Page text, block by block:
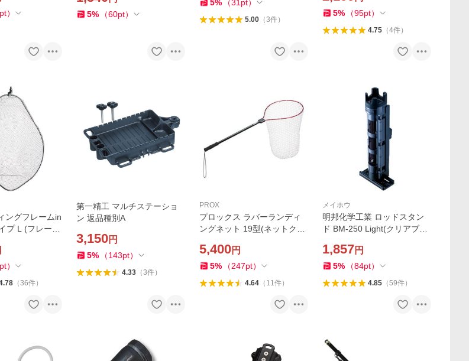
pt） 5% （60pt）
5% （31 pt）
5.00（3件）
5% （95pt）
4.75（4件）
ングフレームin
プ L (フレーム
返品種別A
pt）
（36件）
第一精工 マルチステーショ
ン 返品種別A
3,150円
5% （143pt）
4.33（3件）
PROX
プロックス ラバーランディ
ングネット 19型(ネットクリ
5,400円
5% （247pt）
4.64（ 11件）
メイホウ
明邦化学工業 ロッドスタン
ド BM-250 Light(クリアブラ
1,857円
5% （84pt）
4.85（59件）